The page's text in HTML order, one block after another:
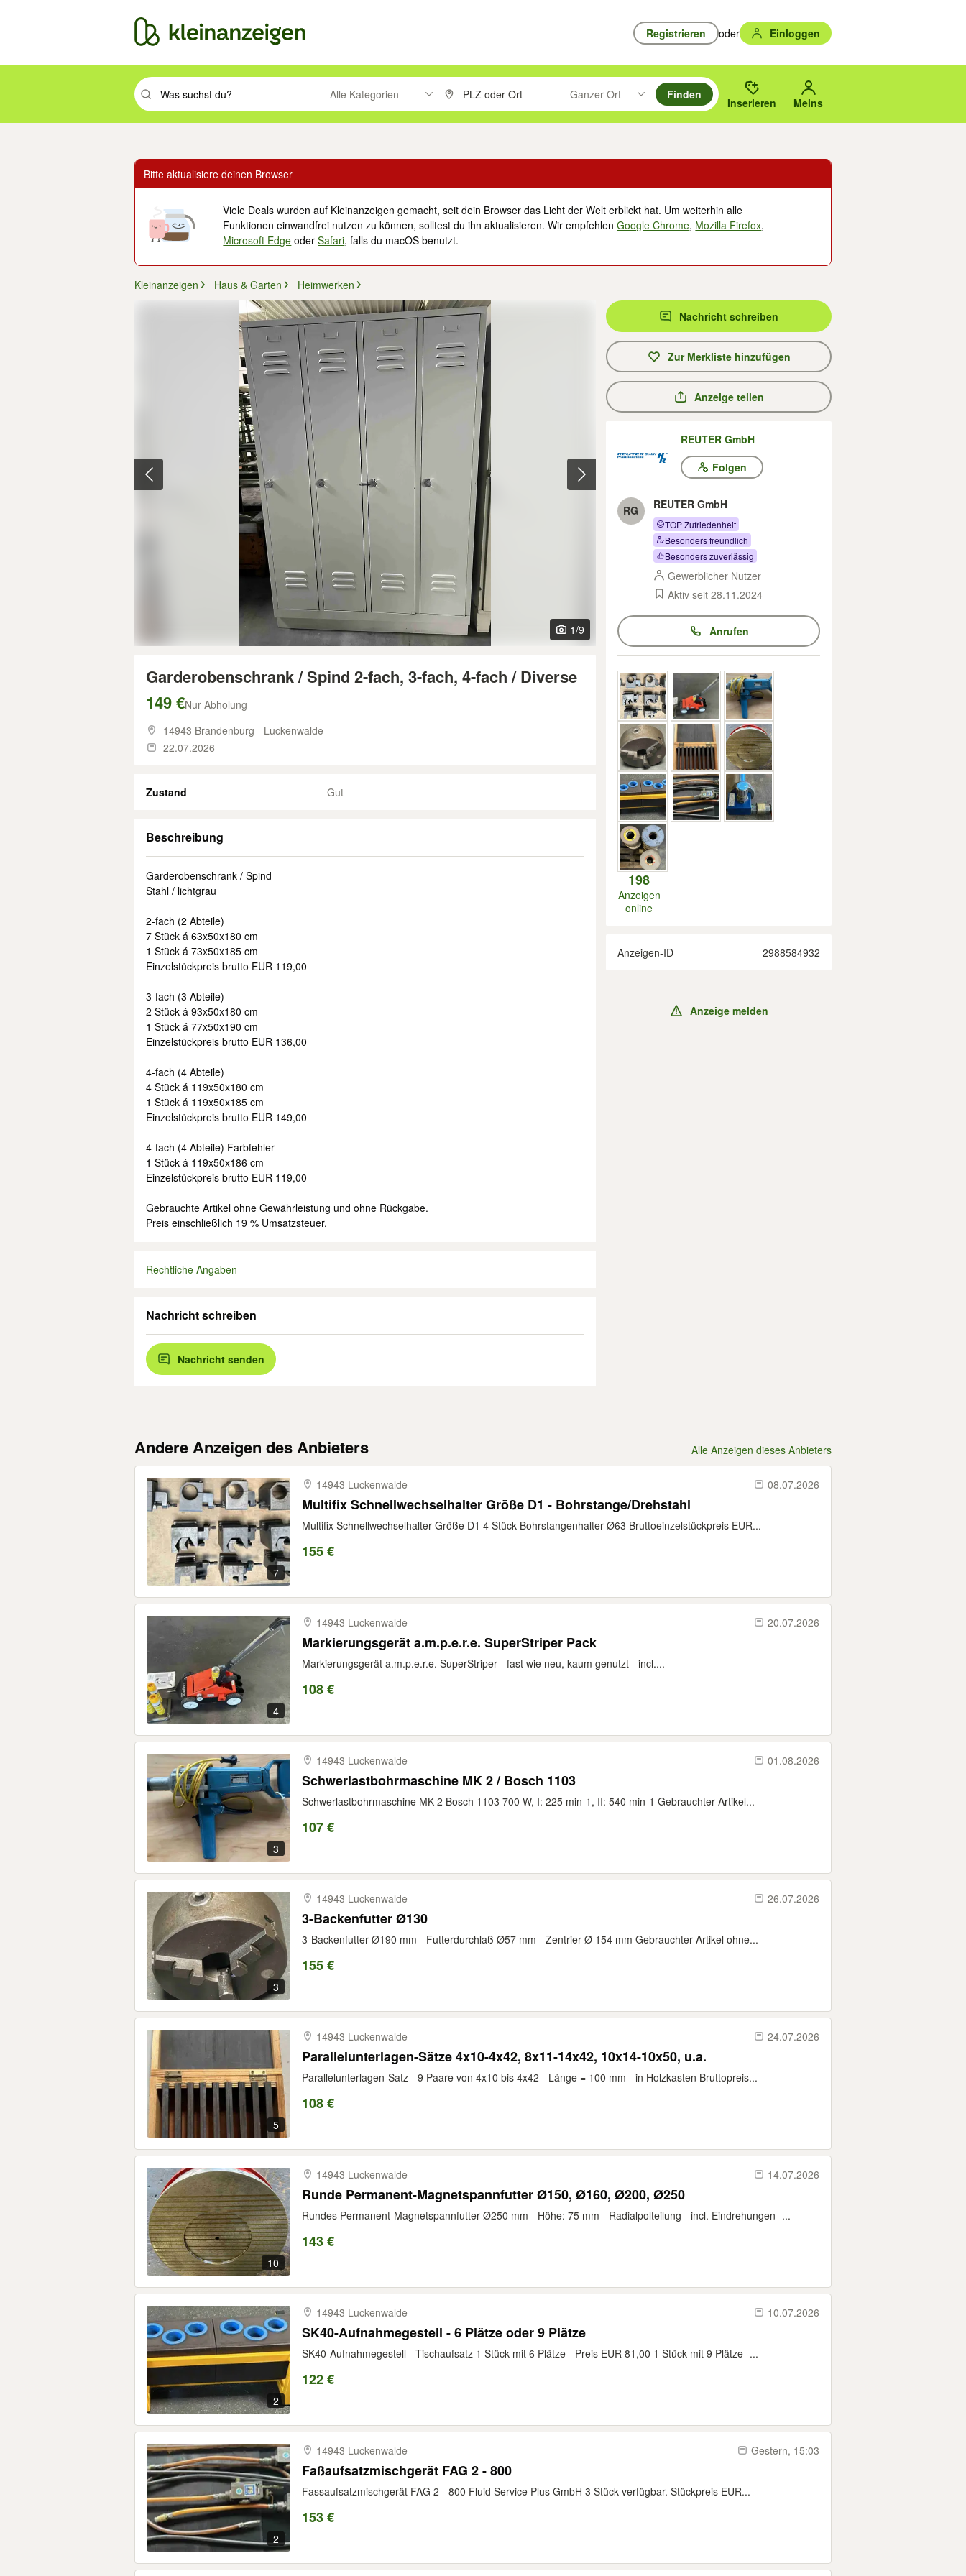
Registrieren oder Einloggen
Suchbegriff eingeben. Eingabetaste drücken um zu suchen, oder Vorschläge mit den Pfeiltasten nach oben/unten durchsuchen und mit Eingabetaste auswählen.
Alle Kategorien PLZ oder Ort eingeben. Eingabetaste drücken um zu suchen, oder Vorschläge mit den Pfeiltasten nach oben/
Ganzer Ort
Suche im Umkreis des gewählten Orts oder PLZ.
Finden
Inserieren Meins
Bitte aktualisiere deinen Browser
Viele Deals wurden auf Kleinanzeigen gemacht, seit dein Browser das Licht der Welt erblickt hat. Um weiterhin alle
Funktionen einwandfrei nutzen zu können, solltest du ihn aktualisieren. Wir empfehlenGoogle Chrome, Mozilla Firefox,
Microsoft Edge oderSafari, falls du macOS benutzt.
Kleinanzeigen Haus & Garten Heimwerken
1/9
Garderobenschrank / Spind 2-fach, 3-fach, 4-fach / Diverse
149 €Nur Abholung
14943 Brandenburg - Luckenwalde
22.07.2026
Zustand Gut
Beschreibung
Garderobenschrank / Spind
Stahl / lichtgrau
2-fach (2 Abteile)
7 Stück á 63x50x180 cm
1 Stück á 73x50x185 cm
Einzelstückpreis brutto EUR 119,00
3-fach (3 Abteile)
2 Stück á 93x50x180 cm
1 Stück á 77x50x190 cm
Einzelstückpreis brutto EUR 136,00
4-fach (4 Abteile)
4 Stück á 119x50x180 cm
1 Stück á 119x50x185 cm
Einzelstückpreis brutto EUR 149,00
4-fach (4 Abteile) Farbfehler
1 Stück á 119x50x186 cm
Einzelstückpreis brutto EUR 119,00
Gebrauchte Artikel ohne Gewährleistung und ohne Rückgabe.
Preis einschließlich 19 % Umsatzsteuer.
Rechtliche Angaben
Nachricht schreiben
Nachricht senden
Nachricht schreiben
Zur Merkliste hinzufügen
Anzeige teilen
REUTER GmbH
Folgen
RG REUTER GmbH
TOP Zufriedenheit
Besonders freundlich
Besonders zuverlässig
Gewerblicher Nutzer
Aktiv seit 28.11.2024
Anrufen
198
Anzeigen
online
Anzeigen-ID 2988584932
Anzeige melden
Andere Anzeigen des Anbieters Alle Anzeigen dieses Anbieters
7
14943 Luckenwalde 08.07.2026
Multifix Schnellwechselhalter Größe D1 - Bohrstange/Drehstahl
Multifix Schnellwechselhalter Größe D1 4 Stück Bohrstangenhalter Ø63 Bruttoeinzelstückpreis EUR...
155 €
4
14943 Luckenwalde 20.07.2026
Markierungsgerät a.m.p.e.r.e. SuperStriper Pack
Markierungsgerät a.m.p.e.r.e. SuperStriper - fast wie neu, kaum genutzt - incl....
108 €
3
14943 Luckenwalde 01.08.2026
Schwerlastbohrmaschine MK 2 / Bosch 1103
Schwerlastbohrmaschine MK 2 Bosch 1103 700 W, I: 225 min-1, II: 540 min-1 Gebrauchter Artikel...
107 €
3
14943 Luckenwalde 26.07.2026
3-Backenfutter Ø130
3-Backenfutter Ø190 mm - Futterdurchlaß Ø57 mm - Zentrier-Ø 154 mm Gebrauchter Artikel ohne...
155 €
5
14943 Luckenwalde 24.07.2026
Parallelunterlagen-Sätze 4x10-4x42, 8x11-14x42, 10x14-10x50, u.a.
Parallelunterlagen-Satz - 9 Paare von 4x10 bis 4x42 - Länge = 100 mm - in Holzkasten Bruttopreis...
108 €
10
14943 Luckenwalde 14.07.2026
Runde Permanent-Magnetspannfutter Ø150, Ø160, Ø200, Ø250
Rundes Permanent-Magnetspannfutter Ø250 mm - Höhe: 75 mm - Radialpolteilung - incl. Eindrehungen -...
143 €
2
14943 Luckenwalde 10.07.2026
SK40-Aufnahmegestell - 6 Plätze oder 9 Plätze
SK40-Aufnahmegestell - Tischaufsatz 1 Stück mit 6 Plätze - Preis EUR 81,00 1 Stück mit 9 Plätze -...
122 €
2
14943 Luckenwalde Gestern, 15:03
Faßaufsatzmischgerät FAG 2 - 800
Fassaufsatzmischgerät FAG 2 - 800 Fluid Service Plus GmbH 3 Stück verfügbar. Stückpreis EUR...
153 €